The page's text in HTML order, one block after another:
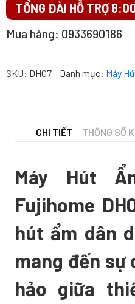
Fujihome
DH07
số
TỔNG ĐÀI HỖ TRỢ
Mua hàng: 0933690186
SKU: DH07 Danh mục: Máy
CHI TIẾT THÔNG SỐ
Máy Hút
Fujihome
hút ẩm dân
mang đến sự
hảo giữa